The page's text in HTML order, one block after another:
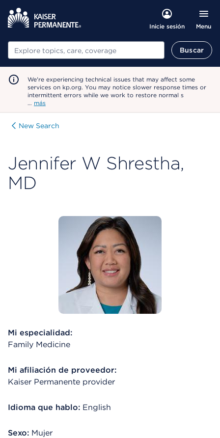
Inicie sesión Menu
Buscar Buscar
We're experiencing technical issues that may affect some
services on kp.org. You may notice slower response times or
intermittent errors while we work to restore normal s
… más
New Search
Jennifer W Shrestha,
MD
Mi especialidad:
Family Medicine
Mi afiliación de proveedor:
Kaiser Permanente provider
Idioma que hablo: English
Sexo: Mujer